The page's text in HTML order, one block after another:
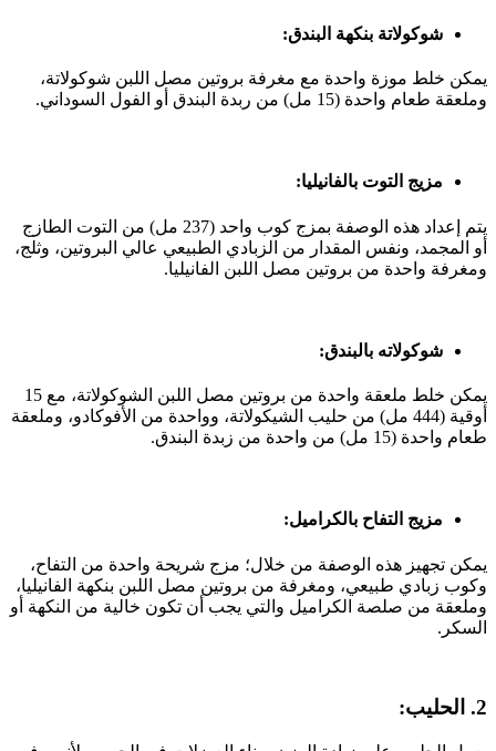
شوكولاتة بنكهة البندق:
يمكن خلط موزة واحدة مع مغرفة بروتين مصل اللبن شوكولاتة،
وملعقة طعام واحدة (15 مل) من ربدة البندق أو الفول السوداني.
مزيج التوت بالفانيليا:
يتم إعداد هذه الوصفة بمزج كوب واحد (237 مل) من التوت الطازج
أو المجمد، ونفس المقدار من الزبادي الطبيعي عالي البروتين، وثلج،
ومغرفة واحدة من بروتين مصل اللبن الفانيليا.
شوكولاته بالبندق:
يمكن خلط ملعقة واحدة من بروتين مصل اللبن الشوكولاتة، مع 15
أوقية (444 مل) من حليب الشيكولاتة، وواحدة من الأفوكادو، وملعقة
طعام واحدة (15 مل) من واحدة من زبدة البندق.
مزيج التفاح بالكراميل:
يمكن تجهيز هذه الوصفة من خلال؛ مزج شريحة واحدة من التفاح،
وكوب زبادي طبيعي، ومغرفة من بروتين مصل اللبن بنكهة الفانيليا،
وملعقة من صلصة الكراميل والتي يجب أن تكون خالية من النكهة أو
السكر.
2. الحليب: